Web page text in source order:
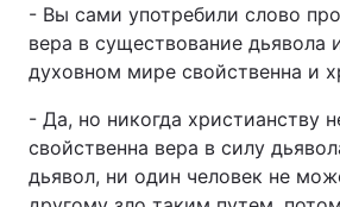
- Вы сами употребили слово
вера в существование дьявола
духовном мире свойственна и
- Да, но никогда христианству
свойственна вера в силу
дьявол, ни один человек не